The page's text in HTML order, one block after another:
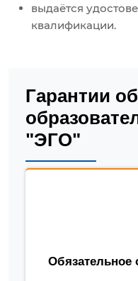
выдаётся
квалификации.
Гарантии
"ЭГО"
Обязательное